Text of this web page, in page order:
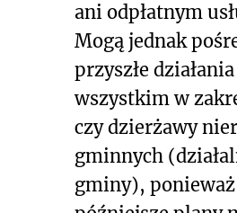
ani odpłatnym
Mogą jednak
przyszłe
wszystkim w
czy dzierżawy
gminnych
gminy),